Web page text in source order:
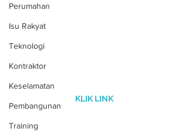
Perumahan
Isu Rakyat
Teknologi
Kontraktor
Keselamatan
Pembangunan
Training
KLIK LINK